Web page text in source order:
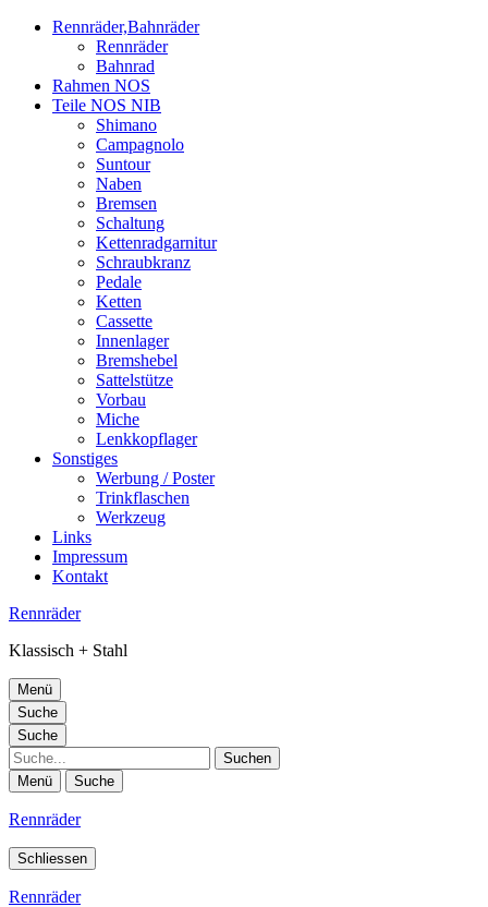
Rennräder,Bahnräder
Rennräder
Bahnrad
Rahmen NOS
Teile NOS NIB
Shimano
Campagnolo
Suntour
Naben
Bremsen
Schaltung
Kettenradgarnitur
Schraubkranz
Pedale
Ketten
Cassette
Innenlager
Bremshebel
Sattelstütze
Vorbau
Miche
Lenkkopflager
Sonstiges
Werbung / Poster
Trinkflaschen
Werkzeug
Links
Impressum
Kontakt
Rennräder
Klassisch + Stahl
Menü
Suche
Suche
Suche
Menü Suche
Rennräder
Schliessen
Rennräder